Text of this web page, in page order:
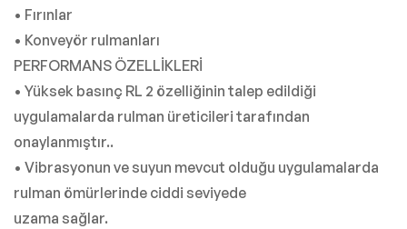
• Fırınlar
• Konveyör rulmanları
PERFORMANS ÖZELLİKLERİ
• Yüksek basınç RL 2 özelliğinin talep edildiği
uygulamalarda rulman üreticileri tarafından
onaylanmıştır..
• Vibrasyonun ve suyun mevcut olduğu uygulamalarda
rulman ömürlerinde ciddi seviyede
uzama sağlar.